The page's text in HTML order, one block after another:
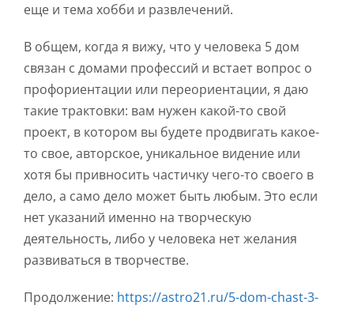
еще и тема хобби и развлечений.
В общем, когда я вижу, что у человека 5 дом
связан с домами профессий и встает вопрос о
профориентации или переориентации, я даю
такие трактовки: вам нужен какой-то свой
проект, в котором вы будете продвигать какое-
то свое, авторское, уникальное видение или
хотя бы привносить частичку чего-то своего в
дело, а само дело может быть любым. Это если
нет указаний именно на творческую
деятельность, либо у человека нет желания
развиваться в творчестве.
Продолжение: https://astro21.ru/5-dom-chast-3-